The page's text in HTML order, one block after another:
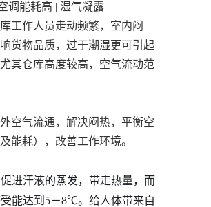
调能耗高 | 湿气凝露
工作人员走动频繁，室内闷
货物品质，过于潮湿更可引起
其仓库高度较高，空气流动范
空气流通，解决闷热，平衡空
能耗），改善工作环境。
进汗液的蒸发，带走热量，而
能达到5－8℃。给人体带来自